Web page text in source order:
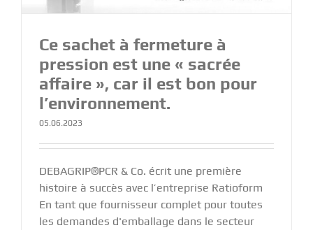
Ce sachet à fermeture à
pression est une « sacrée
affaire », car il est bon pour
l’environnement.
05.06.2023
DEBAGRIP®PCR & Co. écrit une première
histoire à succès avec l’entreprise Ratioform
En tant que fournisseur complet pour toutes
les demandes d'emballage dans le secteur